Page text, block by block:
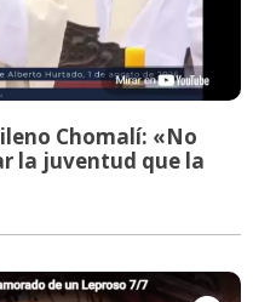
Chomalí: «No
la juventud que la